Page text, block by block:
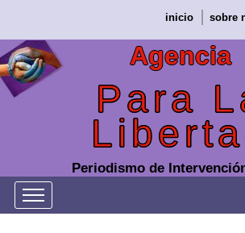
contenido
inicio sobre
Agencia
Para
Periodismo de